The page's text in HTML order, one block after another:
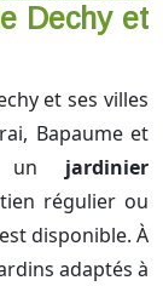
Dechy et
et ses villes
Bapaume et
un jardinier
régulier ou
disponible. À
adaptés à